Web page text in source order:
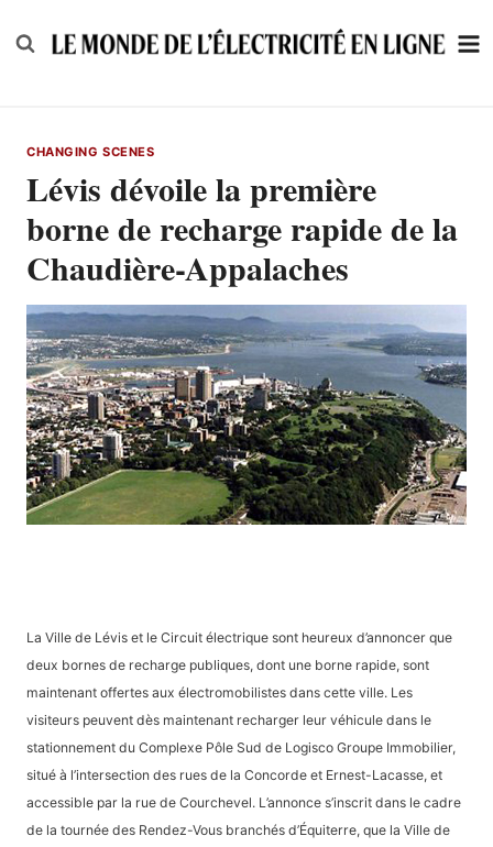
to
CHANGING SCENES
Lévis dévoile la première
borne de recharge rapide de la
Chaudière-Appalaches
La Ville de Lévis et le Circuit électrique sont heureux d’annoncer que
deux bornes de recharge publiques, dont une borne rapide, sont
maintenant offertes aux électromobilistes dans cette ville. Les
visiteurs peuvent dès maintenant recharger leur véhicule dans le
stationnement du Complexe Pôle Sud de Logisco Groupe Immobilier,
situé à l’intersection des rues de la Concorde et Ernest-Lacasse, et
accessible par la rue de Courchevel. L’annonce s’inscrit dans le cadre
de la tournée des Rendez-Vous branchés d’Équiterre, que la Ville de